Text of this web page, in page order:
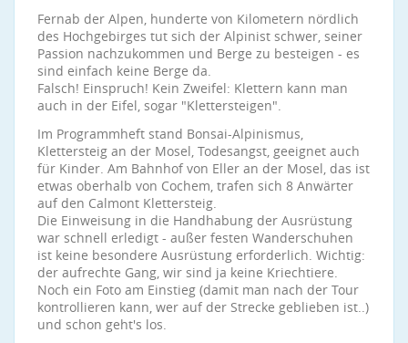
Fernab der Alpen, hunderte von Kilometern nördlich
des Hochgebirges tut sich der Alpinist schwer, seiner
Passion nachzukommen und Berge zu besteigen - es
sind einfach keine Berge da.
Falsch! Einspruch! Kein Zweifel: Klettern kann man
auch in der Eifel, sogar "Klettersteigen".
Im Programmheft stand Bonsai-Alpinismus,
Klettersteig an der Mosel, Todesangst, geeignet auch
für Kinder. Am Bahnhof von Eller an der Mosel, das ist
etwas oberhalb von Cochem, trafen sich 8 Anwärter
auf den Calmont Klettersteig.
Die Einweisung in die Handhabung der Ausrüstung
war schnell erledigt - außer festen Wanderschuhen
ist keine besondere Ausrüstung erforderlich. Wichtig:
der aufrechte Gang, wir sind ja keine Kriechtiere.
Noch ein Foto am Einstieg (damit man nach der Tour
kontrollieren kann, wer auf der Strecke geblieben ist..)
und schon geht's los.